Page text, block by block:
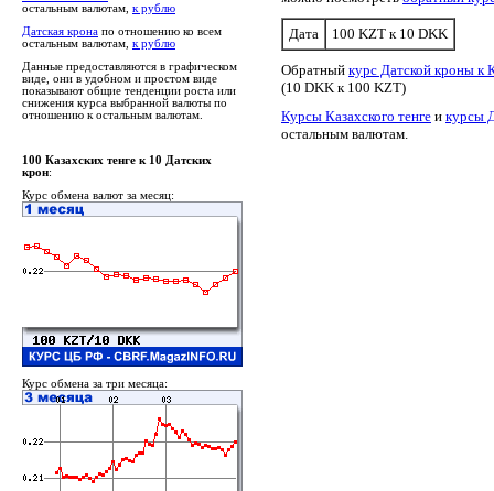
остальным валютам, к рублю
Датская крона по отношению ко всем
остальным валютам, к рублю
Данные предоставляются в графическом
виде, они в удобном и простом виде
показывают общие тенденции роста или
снижения курса выбранной валюты по
отношению к остальным валютам.
Дата 100 KZT к 10 DKK
Обратный курс Датской кроны к
(10 DKK к 100 KZT)
Курсы Казахского тенге и курсы
остальным валютам.
100 Казахских тенге к 10 Датских
крон:
Курс обмена валют за месяц:
Курс обмена за три месяца: